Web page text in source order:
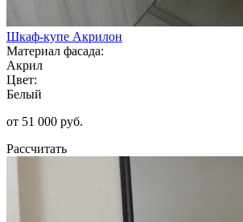
Шкаф-купе Акрилон
Материал фасада:
Акрил
Цвет:
Белый
от 51 000 руб.
Рассчитать